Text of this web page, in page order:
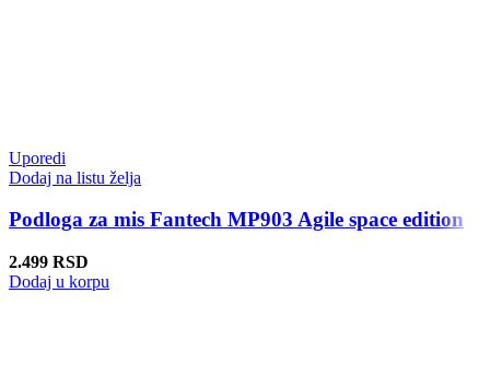
Uporedi
Dodaj na listu želja
Podloga za mis Fantech MP903 Agile space edition
2.499 RSD
Dodaj u korpu